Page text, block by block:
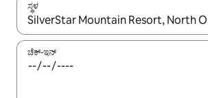
ಸ್ಥಳ
ಫಲಿತಾಂಶಗಳು ಲಭ್ಯವಿರುವಾಗ, ಅಪ್ ಮತ್ತು ಡೌನ್
ಚೆಕ್-ಇನ್